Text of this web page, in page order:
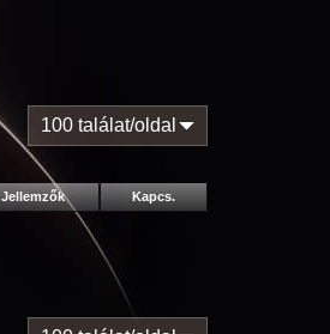
100 találat/oldal
Jellemzők Kapcs.